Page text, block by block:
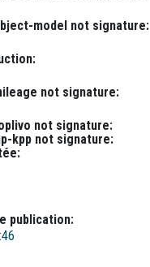
model not signature:
not signature:
not signature:
kpp not signature:
publication: